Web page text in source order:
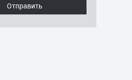
Отправить